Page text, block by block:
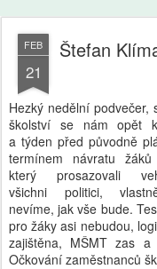
FEB
21
Štefan
Hezký nedělní podvečer,
školství se nám opět
a týden před původně
termínem návratu
který prosazovali
všichni politici,
nevíme, jak vše bude.
pro žáky asi nebudou,
zajištěna, MŠMT zas
Očkování zaměstnanců